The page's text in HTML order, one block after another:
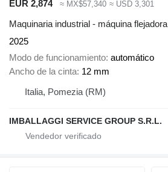
EUR 2,874 ≈ MX$57,340 ≈ USD 3,301
Maquinaria industrial - máquina flejadora
2025
Modo de funcionamiento automático
Ancho de la cinta 12 mm
Italia, Pomezia (RM)
IMBALLAGGI SERVICE GROUP S.R.L.